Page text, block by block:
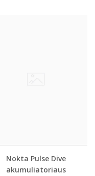
Nokta Pulse Dive
akumuliatoriaus